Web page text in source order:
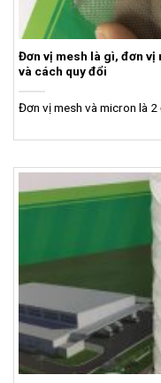
Đơn vị mesh là gì, đơn vị
và cách quy đổi
Đơn vị mesh và micron là